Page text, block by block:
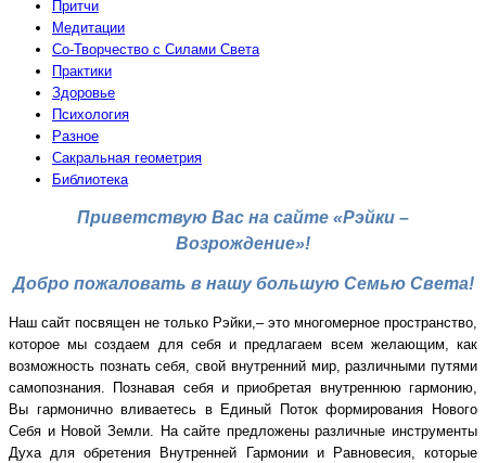
Притчи
Медитации
Со-Творчество с Силами Света
Практики
Здоровье
Психология
Разное
Сакральная геометрия
Библиотека
Приветствую Вас на сайте «Рэйки –
Возрождение»!
Добро пожаловать в нашу большую Семью Света!
Наш сайт посвящен не только Рэйки,– это многомерное пространство,
которое мы создаем для себя и предлагаем всем желающим, как
возможность познать себя, свой внутренний мир, различными путями
самопознания. Познавая себя и приобретая внутреннюю гармонию,
Вы гармонично вливаетесь в Единый Поток формирования Нового
Себя и Новой Земли. На сайте предложены различные инструменты
Духа для обретения Внутренней Гармонии и Равновесия, которые